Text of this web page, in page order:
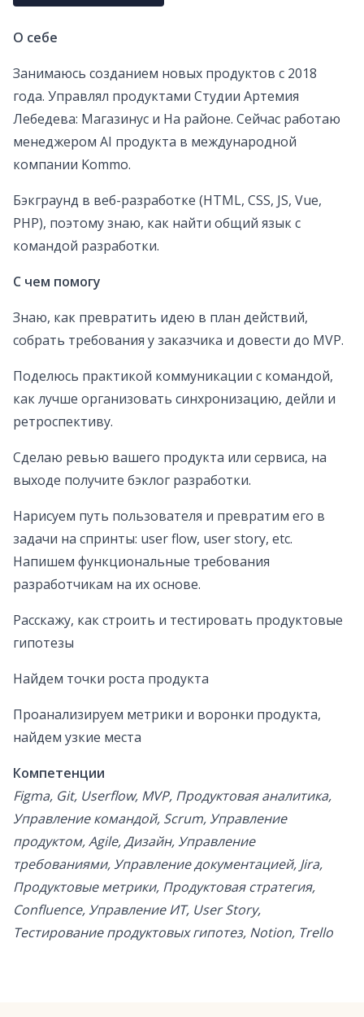
О себе
Занимаюсь созданием новых продуктов с 2018
года. Управлял продуктами Студии Артемия
Лебедева: Магазинус и На районе. Сейчас работаю
менеджером AI продукта в международной
компании Kommo.
Бэкграунд в веб-разработке (HTML, CSS, JS, Vue,
PHP), поэтому знаю, как найти общий язык с
командой разработки.
С чем помогу
Знаю, как превратить идею в план действий,
собрать требования у заказчика и довести до MVP.
Поделюсь практикой коммуникации с командой,
как лучше организовать синхронизацию, дейли и
ретроспективу.
Сделаю ревью вашего продукта или сервиса, на
выходе получите бэклог разработки.
Нарисуем путь пользователя и превратим его в
задачи на спринты: user flow, user story, etc.
Напишем функциональные требования
разработчикам на их основе.
Расскажу, как строить и тестировать продуктовые
гипотезы
Найдем точки роста продукта
Проанализируем метрики и воронки продукта,
найдем узкие места
Компетенции
Figma, Git, Userflow, MVP, Продуктовая аналитика,
Управление командой, Scrum, Управление
продуктом, Agile, Дизайн, Управление
требованиями, Управление документацией, Jira,
Продуктовые метрики, Продуктовая стратегия,
Confluence, Управление ИТ, User Story,
Тестирование продуктовых гипотез, Notion, Trello